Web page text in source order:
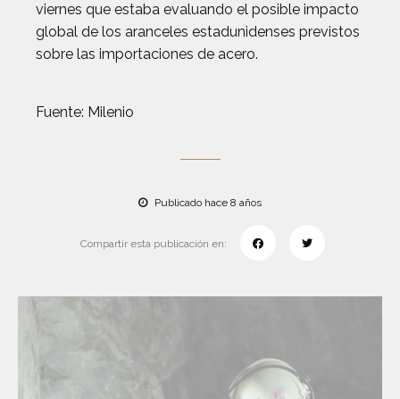
viernes que estaba evaluando el posible impacto
global de los aranceles estadunidenses previstos
sobre las importaciones de acero.
Fuente: Milenio
Publicado hace 8 años
Compartir esta publicación en: